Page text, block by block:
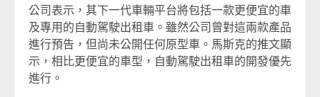
公司表示，其下一代車輛平台將包括一款更便宜的車
及專用的自動駕駛出租車。雖然公司曾對這兩款產品
進行預告，但尚未公開任何原型車。馬斯克的推文顯
示，相比更便宜的車型，自動駕駛出租車的開發優先
進行。